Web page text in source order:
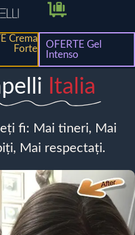
Crema
Forte
OFERTE Gel
Intenso
Italia
fi: Mai tineri, Mai
Mai respectați.